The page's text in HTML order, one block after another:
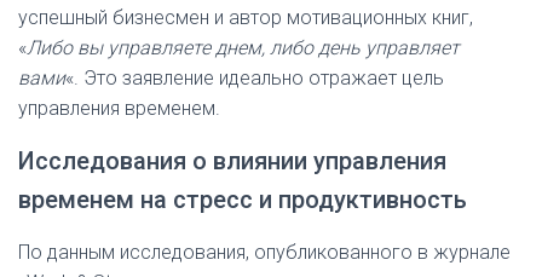
успешный бизнесмен и автор мотивационных книг,
«Либо вы управляете днем, либо день управляет
вами«. Это заявление идеально отражает цель
управления временем.
Исследования о влиянии управления
временем на стресс и продуктивность
По данным исследования, опубликованного в журнале